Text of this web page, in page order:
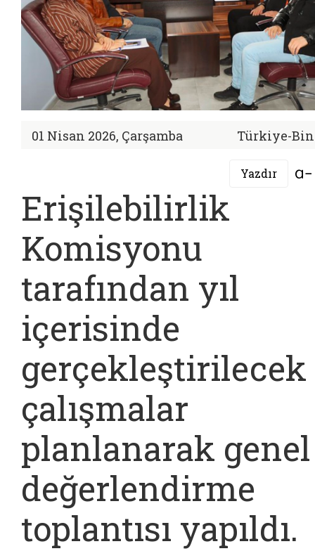
01 Nisan 2026, Çarşamba Türkiye-
Yazdır
Erişilebilirlik
Komisyonu
tarafından yıl
içerisinde
gerçekleştirilecek
çalışmalar
planlanarak genel
değerlendirme
toplantısı yapıldı.